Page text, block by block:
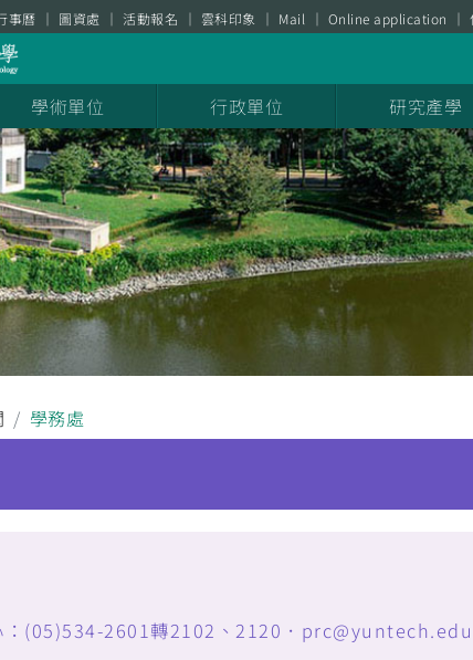
事曆 圖資處 活動報名 雲科印象 Mail Online application
學術單位 行政單位 研究產學
學務處
：(05)534-2601轉2102、2120．